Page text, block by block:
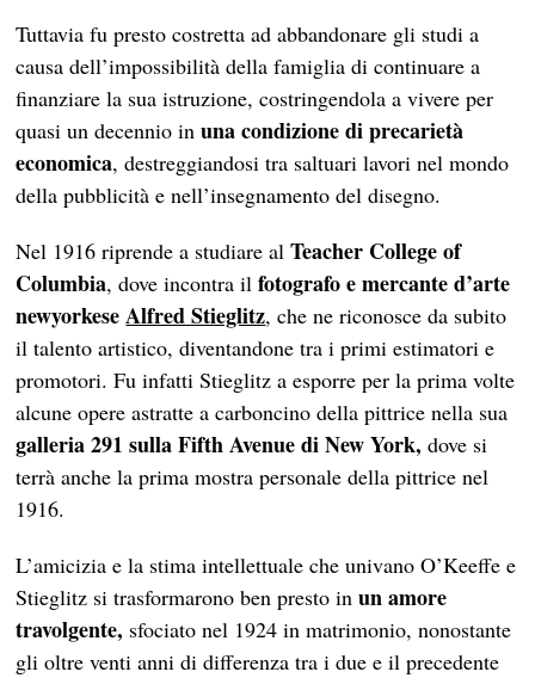
Tuttavia fu presto costretta ad abbandonare gli studi a
causa dell’impossibilità della famiglia di continuare a
finanziare la sua istruzione, costringendola a vivere per
quasi un decennio inuna condizione di precarietà
economica, destreggiandosi tra saltuari lavori nel mondo
della pubblicità e nell’insegnamento del disegno.
Nel 1916 riprende a studiare alTeacher College of
Columbia, dove incontra ilfotografo e mercante d’arte
newyorkeseAlfred Stieglitz, che ne riconosce da subito
il talento artistico, diventandone tra i primi estimatori e
promotori. Fu infatti Stieglitz a esporre per la prima volte
alcune opere astratte a carboncino della pittrice nella sua
galleria 291 sulla Fifth Avenue di New York,dove si
terrà anche la prima mostra personale della pittrice nel
1916.
L’amicizia e la stima intellettuale che univano O’Keeffe e
Stieglitz si trasformarono ben presto inun amore
travolgente, sfociato nel 1924 in matrimonio, nonostante
gli oltre venti anni di differenza tra i due e il precedente